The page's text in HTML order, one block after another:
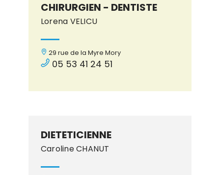
CHIRURGIEN - DENTISTE
Lorena VELICU
29 rue de la Myre Mory
05 53 41 24 51
DIETETICIENNE
Caroline CHANUT